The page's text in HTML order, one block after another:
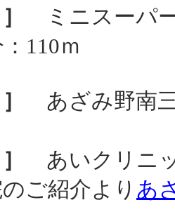
ミニスーパ
110ｍ
あざみ野南
あいクリニ
ご紹介より あ